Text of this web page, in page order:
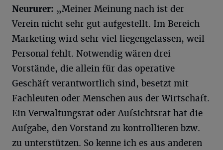
Neururer: „Meiner Meinung nach ist der
Verein nicht sehr gut aufgestellt. Im Bereich
Marketing wird sehr viel liegengelassen, weil
Personal fehlt. Notwendig wären drei
Vorstände, die allein für das operative
Geschäft verantwortlich sind, besetzt mit
Fachleuten oder Menschen aus der Wirtschaft.
Ein Verwaltungsrat oder Aufsichtsrat hat die
Aufgabe, den Vorstand zu kontrollieren bzw.
zu unterstützen. So kenne ich es aus anderen